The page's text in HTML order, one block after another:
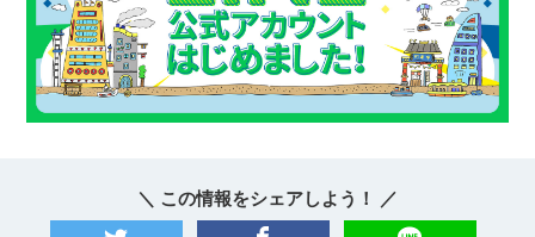
＼ この情報をシェアしよう！ ／